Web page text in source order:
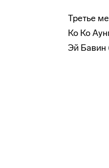
Третье
Ко Ко
Эй